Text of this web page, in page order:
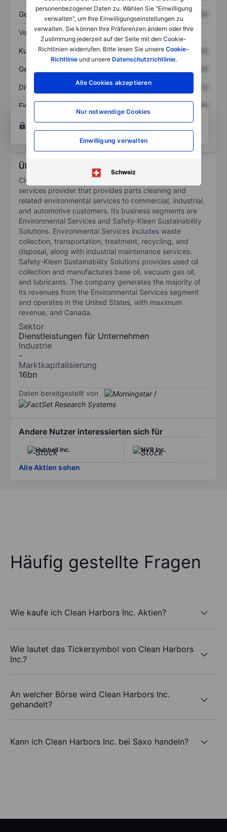
personenbezogener Daten zu. Wählen Sie "Einwilligung
verwalten", um Ihre Einwilligungseinstellungen zu
verwalten. Sie können Ihre Präferenzen ändern oder Ihre
Zustimmung jederzeit auf der Seite mit den Cookie-
Richtlinien widerrufen. Bitte lesen Sie unsere Cookie-
Richtlinieund unsere Datenschutzrichtlinie.
Alle Cookies akzeptieren
Nur notwendige Cookies
Einwilligung verwalten
Schweiz
Gesamtschulden XXXXXXX XXXXXXX
Verhältnisse
Kurs/Umsatz XXXXXXX XXXXXXX
Gewinn je Aktie
Dividende je Aktie XXXXXXX
Eigenkapitalrendite
XXXXXXX
Konto eröffnenum Zugriff auf mehr Diagramm-
und Analyse-Tools zu erhalten.
Über Clean Harbors Inc.
Clean Harbors Inc is an environmental and industrial
services provider that provides parts cleaning and
related environmental services to commercial, industrial,
and automotive customers. Its business segments are
Environmental Services and Safety-Kleen Sustainability
Solutions. Environmental Services includes waste
collection, transportation, treatment, recycling, and
disposal, along with industrial maintenance services.
Safety-Kleen Sustainability Solutions provides used oil
collection and manufactures base oil, vacuum gas oil,
and lubricants. The company generates the majority of
its revenues from the Environmental Services segment
and operates in the United States, with maximum
revenue, and Canada.
Sektor
Dienstleistungen für Unternehmen
Industrie
-
Marktkapitalisierung
16bn
Daten bereitgestellt von /
Andere Nutzer interessierten sich für
Hubbell Inc. NVR Inc.
Alle Aktien sehen
Häufig gestellte Fragen
Wie kaufe ich Clean Harbors Inc. Aktien?
Wie lautet das Tickersymbol von Clean Harbors
Inc.?
An welcher Börse wird Clean Harbors Inc.
gehandelt?
Kann ich Clean Harbors Inc. bei Saxo handeln?